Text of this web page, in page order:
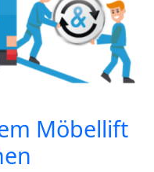
Möbellift